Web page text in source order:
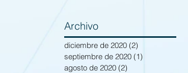
Archivo
diciembre de 2020 (2)
septiembre de 2020 (1)
agosto de 2020 (2)